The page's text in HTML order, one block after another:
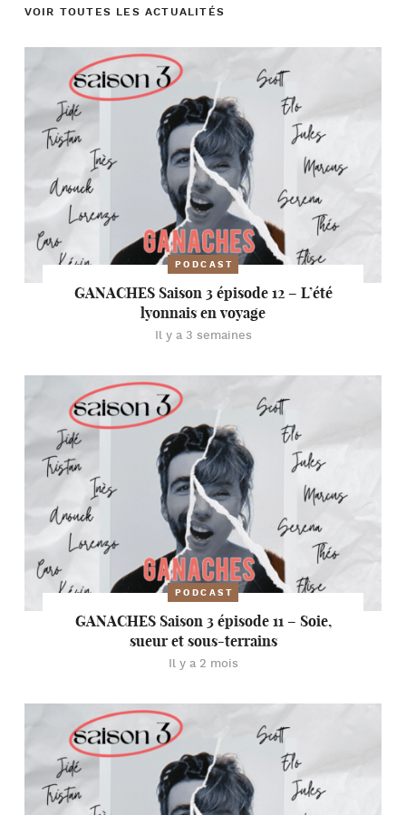
VOIR TOUTES LES ACTUALITÉS
PODCAST
GANACHES Saison 3 épisode 12 – L’été
lyonnais en voyage
Il y a 3 semaines
PODCAST
GANACHES Saison 3 épisode 11 – Soie,
sueur et sous-terrains
Il y a 2 mois